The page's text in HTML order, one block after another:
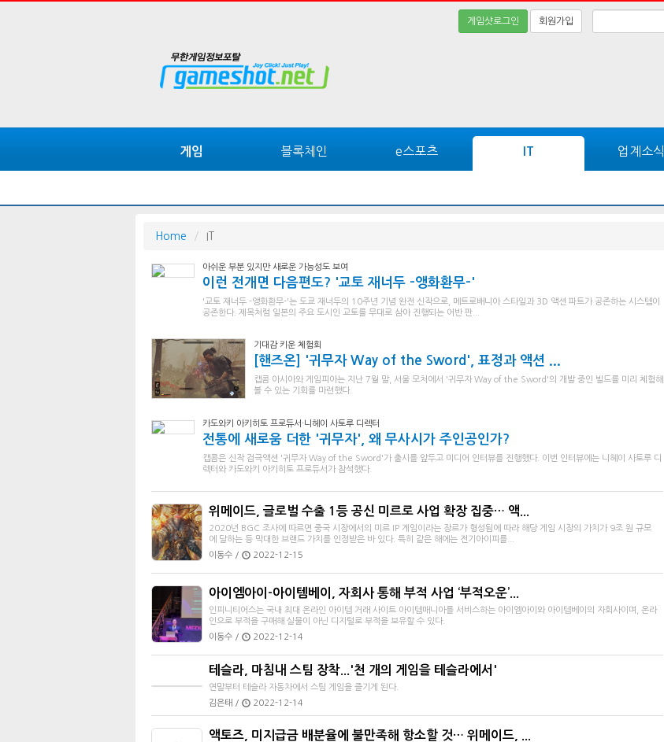
게임샷로그인 회원가입
게임 블록체인 e스포츠 IT 업계소식
Home IT
아쉬운 부분 있지만 새로운 가능성도 보여
이런 전개면 다음편도? '교토 재너두 -앵화환무-'
'교토 재너두 -앵화환무-'는 도쿄 재너두의 10주년 기념 완전 신작으로, 메트로배니아 스타일과 3D 액션 파트가 공존하는 시스템이
공존한다. 제목처럼 일본의 주요 도시인 교토를 무대로 삼아 진행되는 어반 판...
기대감 키운 체험회
[핸즈온] '귀무자 Way of the Sword', 표정과 액션 ...
캡콤 아시아와 게임피아는 지난 7월 말, 서울 모처에서 '귀무자 Way of the Sword'의 개발 중인 빌드를 미리 체험해
볼 수 있는 기회를 마련했다.
카도와키 아키히토 프로듀서·니헤이 사토루 디렉터
전통에 새로움 더한 '귀무자', 왜 무사시가 주인공인가?
캡콤은 신작 검극액션 '귀무자 Way of the Sword'가 출시를 앞두고 미디어 인터뷰를 진행했다. 이번 인터뷰에는 니헤이 사토루 디
렉터와 카도와키 아키히토 프로듀서가 참석했다.
위메이드, 글로벌 수출 1등 공신 미르로 사업 확장 집중… 액...
2020년 BGC 조사에 따르면 중국 시장에서의 미르 IP 게임이라는 장르가 형성됨에 따라 해당 게임 시장의 가치가 9조 원 규모
에 달하는 등 막대한 브랜드 가치를 인정받은 바 있다. 특히 같은 해에는 전기아이피를...
이동수 /
2022-12-15
아이엠아이-아이템베이, 자회사 통해 부적 사업 ‘부적오운’...
인피니티어스는 국내 최대 온라인 아이템 거래 사이트 아이템매니아를 서비스하는 아이엠아이와 아이템베이의 자회사이며, 온라
인으로 부적을 구매해 실물이 아닌 디지털로 부적을 보유할 수 있다.
이동수 /
2022-12-14
테슬라, 마침내 스팀 장착...'천 개의 게임을 테슬라에서'
연말부터 테슬라 자동차에서 스팀 게임을 즐기게 된다.
김은태 /
2022-12-14
액토즈, 미지급금 배분율에 불만족해 항소할 것… 위메이드, ...